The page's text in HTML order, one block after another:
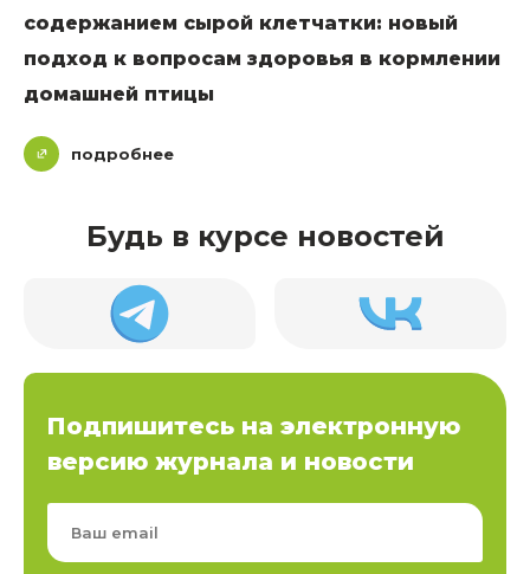
содержанием сырой клетчатки: новый
подход к вопросам здоровья в кормлении
домашней птицы
подробнее
Будь в курсе новостей
Подпишитесь на электронную
версию журнала и новости